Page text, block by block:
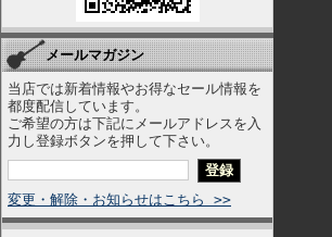
メールマガジン
当店では新着情報やお得なセール情報を
都度配信しています。
ご希望の方は下記にメールアドレスを入
力し登録ボタンを押して下さい。
変更・解除・お知らせはこちら >>